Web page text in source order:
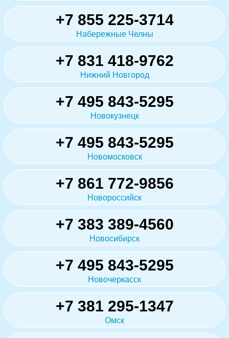
+7 855 225-3714
Набережные Челны
+7 831 418-9762
Нижний Новгород
+7 495 843-5295
Новокузнецк
+7 495 843-5295
Новомосковск
+7 861 772-9856
Новороссийск
+7 383 389-4560
Новосибирск
+7 495 843-5295
Новочеркасск
+7 381 295-1347
Омск